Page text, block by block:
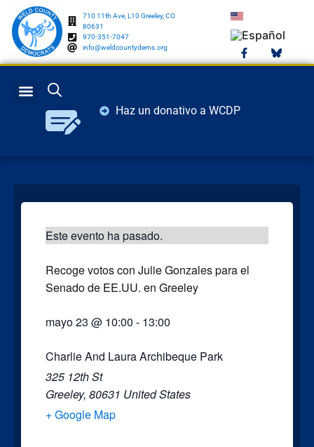
710 11th Ave, L10 Greeley, CO
80631
970-351-7047
info@weldcountydems.org
Haz un donativo a WCDP
Este evento ha pasado.
Recoge votos con Julie Gonzales para el
Senado de EE.UU. en Greeley
mayo 23 @ 10:00 - 13:00
Charlie And Laura Archibeque Park
325 12th St
Greeley, 80631 United States
+ Google Map